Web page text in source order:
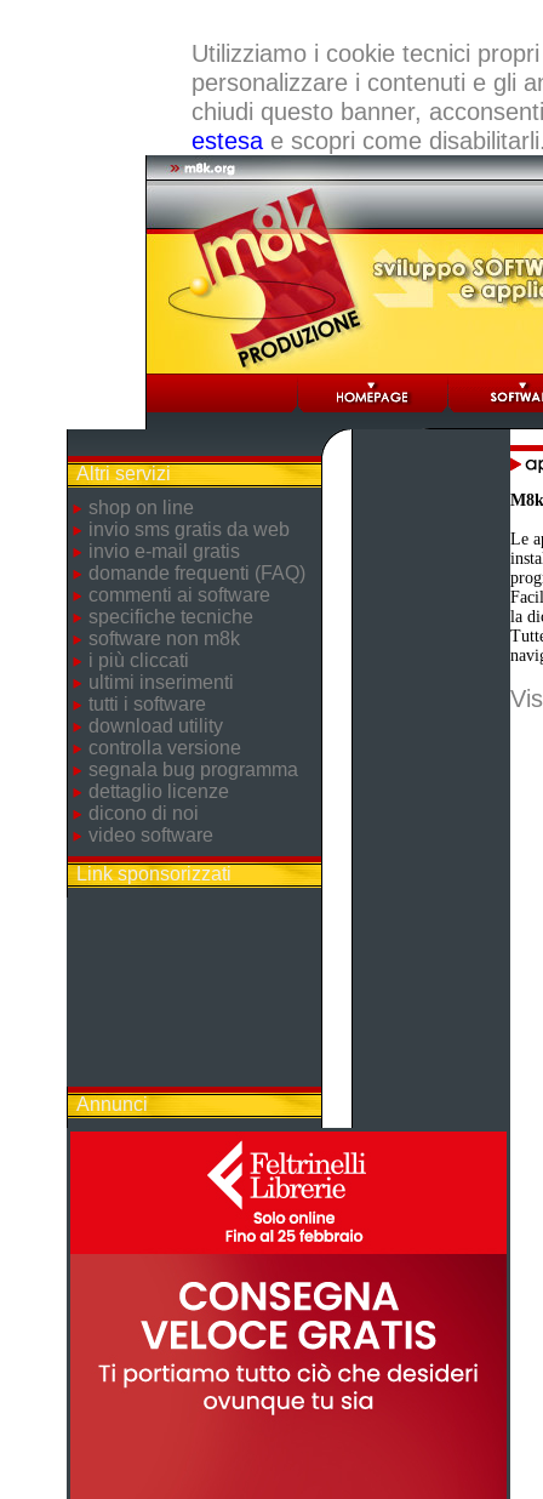
Utilizziamo i cookie tecnici
personalizzare i contenuti e gli
chiudi questo banner,
estesae scopri come
Altri servizi
shop on line
invio sms gratis da web
invio e-mail gratis
domande frequenti (FAQ)
commenti ai software
specifiche tecniche
software non m8k
i più cliccati
ultimi inserimenti
tutti i software
download utility
controlla versione
segnala bug programma
dettaglio licenze
dicono di noi
video software
Link sponsorizzati
Annunci
Le
la